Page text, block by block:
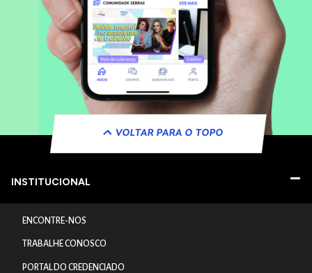
VOLTAR PARA O TOPO
INSTITUCIONAL
ENCONTRE-NOS
TRABALHE CONOSCO
PORTAL DO CREDENCIADO